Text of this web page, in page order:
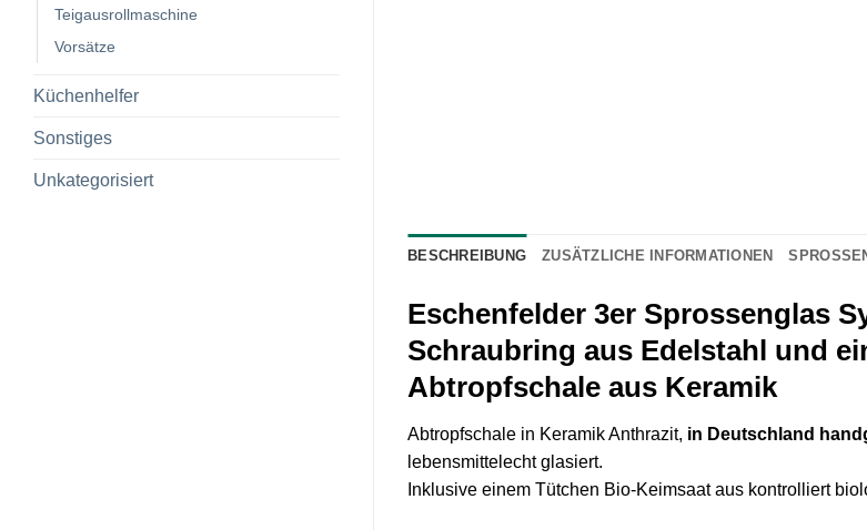
Teigausrollmaschine
Vorsätze
Küchenhelfer
Sonstiges
Unkategorisiert
BESCHREIBUNG ZUSÄTZLICHE INFORMATIONEN
Eschenfelder 3er Sprossenglas
Schraubring aus Edelstahl und
Abtropfschale aus Keramik
Abtropfschale in Keramik Anthrazit, in Deutschland
lebensmittelecht glasiert.
Inklusive einem Tütchen Bio-Keimsaat aus kontrolliert